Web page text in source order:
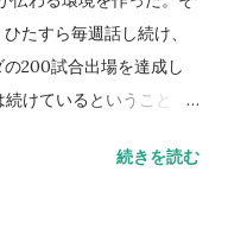
たすら毎週話し続け、
200試合出場を達成し
けているということ。
して忘れてはいけない
続きを読む